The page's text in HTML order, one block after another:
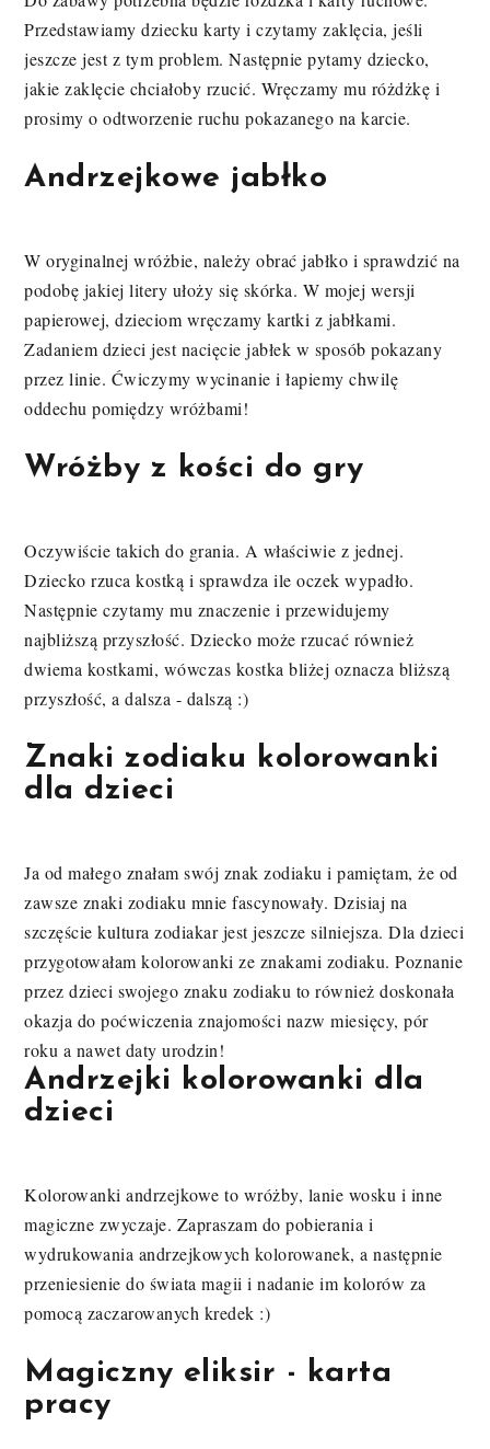
Przedstawiamy dziecku karty i czytamy zaklęcia, jeśli
jeszcze jest z tym problem. Następnie pytamy dziecko,
jakie zaklęcie chciałoby rzucić. Wręczamy mu różdżkę i
prosimy o odtworzenie ruchu pokazanego na karcie.
Andrzejkowe jabłko
W oryginalnej wróżbie, należy obrać jabłko i sprawdzić na
podobę jakiej litery ułoży się skórka. W mojej wersji
papierowej, dzieciom wręczamy kartki z jabłkami.
Zadaniem dzieci jest nacięcie jabłek w sposób pokazany
przez linie. Ćwiczymy wycinanie i łapiemy chwilę
oddechu pomiędzy wróżbami!
Wróżby z kości do gry
Oczywiście takich do grania. A właściwie z jednej.
Dziecko rzuca kostką i sprawdza ile oczek wypadło.
Następnie czytamy mu znaczenie i przewidujemy
najbliższą przyszłość. Dziecko może rzucać również
dwiema kostkami, wówczas kostka bliżej oznacza bliższą
przyszłość, a dalsza - dalszą :)
Znaki zodiaku kolorowanki
dla dzieci
Ja od małego znałam swój znak zodiaku i pamiętam, że od
zawsze znaki zodiaku mnie fascynowały. Dzisiaj na
szczęście kultura zodiakar jest jeszcze silniejsza. Dla dzieci
przygotowałam kolorowanki ze znakami zodiaku. Poznanie
przez dzieci swojego znaku zodiaku to również doskonała
okazja do poćwiczenia znajomości nazw miesięcy, pór
roku a nawet daty urodzin!
Andrzejki kolorowanki dla
dzieci
Kolorowanki andrzejkowe to wróżby, lanie wosku i inne
magiczne zwyczaje. Zapraszam do pobierania i
wydrukowania andrzejkowych kolorowanek, a następnie
przeniesienie do świata magii i nadanie im kolorów za
pomocą zaczarowanych kredek :)
Magiczny eliksir - karta
pracy